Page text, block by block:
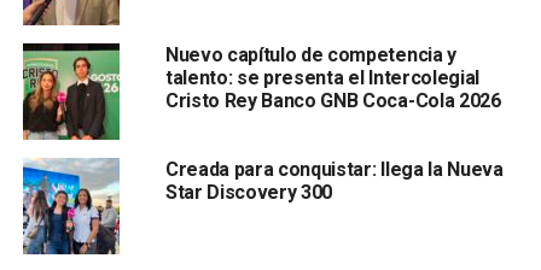
Nuevo capítulo de competencia y
talento: se presenta el Intercolegial
Cristo Rey Banco GNB Coca-Cola 2026
Creada para conquistar: llega la Nueva
Star Discovery 300